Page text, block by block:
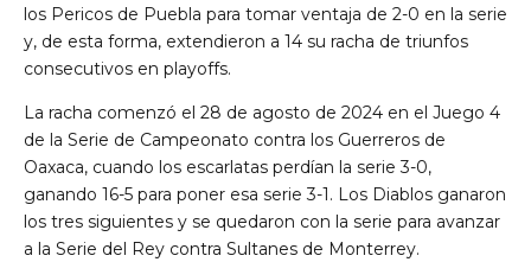
los Pericos de Puebla para tomar ventaja de 2-0 en la serie
y, de esta forma, extendieron a 14 su racha de triunfos
consecutivos en playoffs.
La racha comenzó el 28 de agosto de 2024 en el Juego 4
de la Serie de Campeonato contra los Guerreros de
Oaxaca, cuando los escarlatas perdían la serie 3-0,
ganando 16-5 para poner esa serie 3-1. Los Diablos ganaron
los tres siguientes y se quedaron con la serie para avanzar
a la Serie del Rey contra Sultanes de Monterrey.